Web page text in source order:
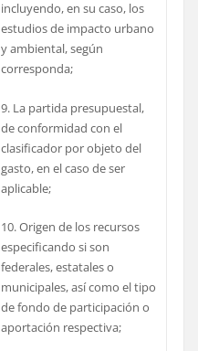
incluyendo, en su caso, los
estudios de impacto urbano
y ambiental, según
corresponda;
9. La partida presupuestal,
de conformidad con el
clasificador por objeto del
gasto, en el caso de ser
aplicable;
10. Origen de los recursos
especificando si son
federales, estatales o
municipales, así como el tipo
de fondo de participación o
aportación respectiva;